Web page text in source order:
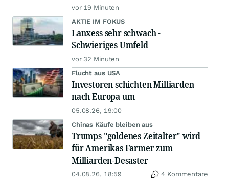
vor 19 Minuten
AKTIE IM FOKUS
Lanxess sehr schwach -
Schwieriges Umfeld
vor 32 Minuten
Flucht aus USA
Investoren schichten Milliarden
nach Europa um
05.08.26, 19:00
Chinas Käufe bleiben aus
Trumps "goldenes Zeitalter" wird
für Amerikas Farmer zum
Milliarden-Desaster
04.08.26, 18:59 4 Kommentare